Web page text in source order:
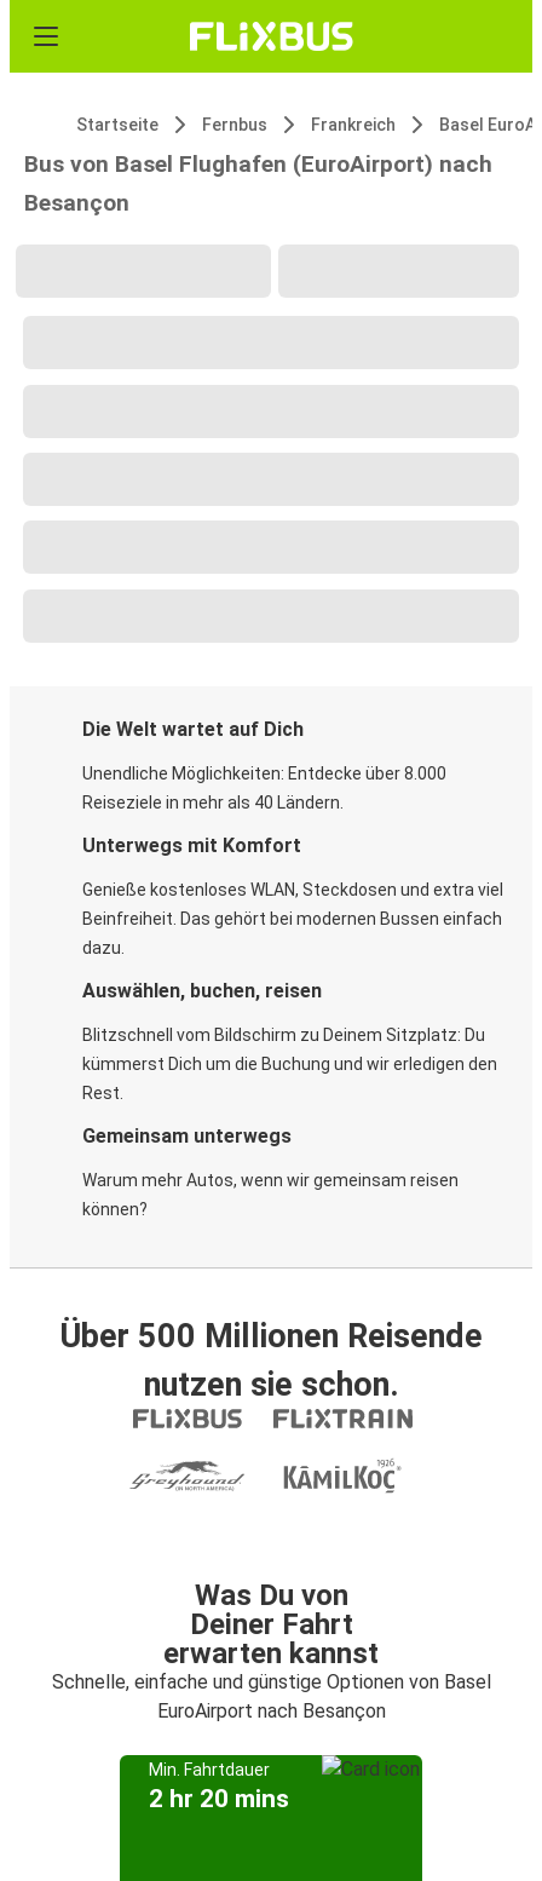
Startseite Fernbus Frankreich Basel
Bus von Basel Flughafen (EuroAirport) nach
Besançon
Die Welt wartet auf Dich
Unendliche Möglichkeiten: Entdecke über 8.000
Reiseziele in mehr als 40 Ländern.
Unterwegs mit Komfort
Genieße kostenloses WLAN, Steckdosen und extra viel
Beinfreiheit. Das gehört bei modernen Bussen einfach
dazu.
Auswählen, buchen, reisen
Blitzschnell vom Bildschirm zu Deinem Sitzplatz: Du
kümmerst Dich um die Buchung und wir erledigen den
Rest.
Gemeinsam unterwegs
Warum mehr Autos, wenn wir gemeinsam reisen
können?
Über 500 Millionen Reisende
nutzen sie schon.
Was Du von
Deiner Fahrt
erwarten kannst
Schnelle, einfache und günstige Optionen von Basel
EuroAirport nach Besançon
Min. Fahrtdauer
2 hr 20 mins